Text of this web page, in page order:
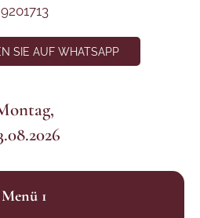
9201713
SIE AUF WHATSAPP
Menü 1